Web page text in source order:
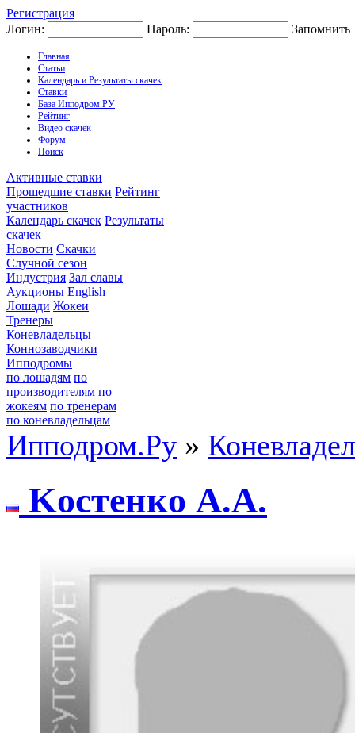
Регистрация
Логин:
Пароль: Запомнить
Главная
Статьи
Календарь и Результаты скачек
Ставки
База Ипподром.РУ
Рейтинг
Видео скачек
Форум
Поиск
Активные ставки
Прошедшие ставки Рейтинг
участников
Календарь скачек Результаты
скачек
Новости Скачки
Случной сезон
Индустрия Зал славы
Аукционы English
Лошади Жокеи
Тренеры
Коневладельцы
Коннозаводчики
Ипподромы
по лошадям по
производителям по
жокеям по тренерам
по коневладельцам
Ипподром.Ру »
Kocтeнкo А.А.